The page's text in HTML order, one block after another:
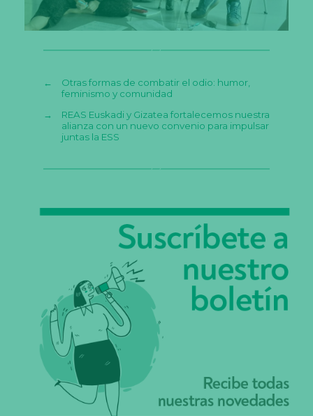
←
Otras formas de combatir el odio: humor,
feminismo y comunidad
→
REAS Euskadi y Gizatea fortalecemos nuestra
alianza con un nuevo convenio para impulsar
juntas la ESS